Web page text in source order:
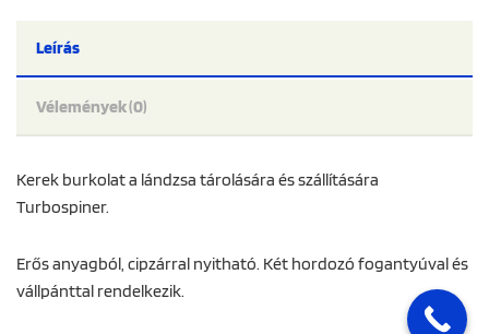
Leírás
Vélemények (0)
Kerek burkolat a lándzsa tárolására és szállítására
Turbospiner.
Erős anyagból, cipzárral nyitható. Két hordozó fogantyúval és
vállpánttal rendelkezik.